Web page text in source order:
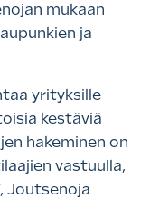
mukaan
ja
yrityksille
kestäviä
hakeminen on
vastuulla,
Joutsenoja